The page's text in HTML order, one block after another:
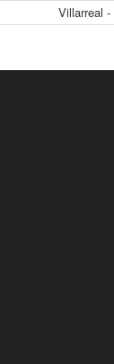
Villarreal